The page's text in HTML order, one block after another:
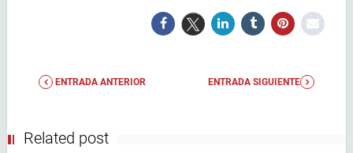
ENTRADA ANTERIOR ENTRADA SIGUIENTE
Related post